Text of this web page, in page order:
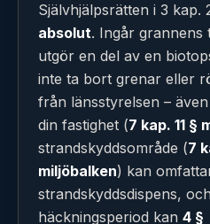
Självhjälpsrätten i 3 kap.
absolut. Ingår grannens
utgör en del av en
inte ta bort grenar eller
från länsstyrelsen –
din fastighet (7 kap. 11 §
strandskyddsområde (7
miljöbalken) kan
strandskyddsdispens,
häckningsperiod kan 4 §